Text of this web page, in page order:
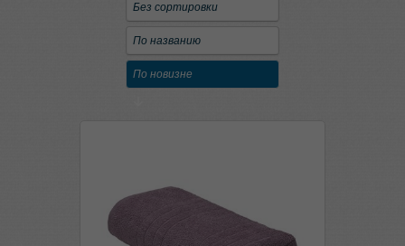
Без сортировки
По названию
По новизне